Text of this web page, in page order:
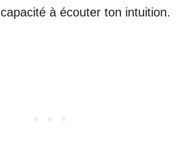
à écouter ton intuition.